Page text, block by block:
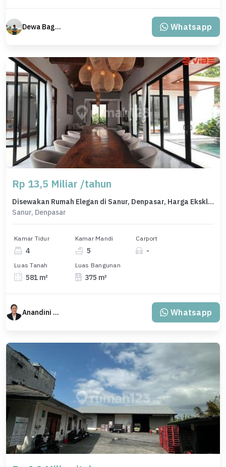
Dewa Bagus Dwi Mantara Whatsapp
Rp 13,5 Miliar /tahun
Disewakan Rumah Elegan di Sanur, Denpasar, Harga Eksklusif
Sanur, Denpasar
Kamar Tidur
4
Kamar Mandi
5
Carport
-
Luas Tanah
581 m²
Luas Bangunan
375 m²
Anandini Property Whatsapp